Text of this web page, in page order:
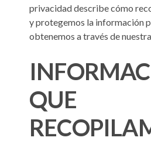
privacidad describe cómo
y protegemos la información
obtenemos a través de
QUE